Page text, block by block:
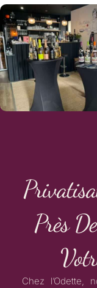
Près
Chez l’Odette,